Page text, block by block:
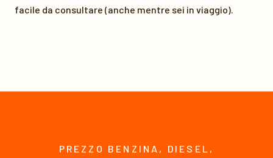
facile da consultare (anche mentre sei in viaggio).
PREZZO BENZINA, DIESEL,